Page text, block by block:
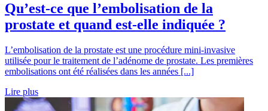
Qu’est-ce que l’embolisation de la
prostate et quand est-elle indiquée ?
L’embolisation de la prostate est une procédure mini-invasive
utilisée pour le traitement de l’adénome de prostate. Les premières
embolisations ont été réalisées dans les années [...]
Lire plus